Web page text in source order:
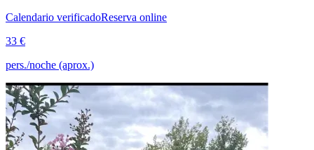
Calendario verificadoReserva online
33 €
pers./noche (aprox.)